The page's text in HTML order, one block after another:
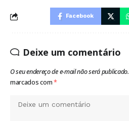
Facebook
Deixe um comentário
O seu endereço de e-mail não será publicado.
marcados com*